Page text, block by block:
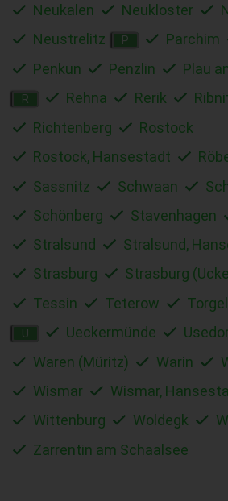
Neukalen
Neukloster
Neustrelitz
P Parchim
Penkun
Penzlin Plau
R Rehna Rerik
Richtenberg
Rostock
Rostock, Hansestadt
Sassnitz Schwaan
Schönberg
Stavenhagen
Stralsund
Stralsund,
Strasburg
Strasburg
Tessin Teterow
U Ueckermünde
Waren (Müritz)
Warin
Wismar
Wismar,
Wittenburg
Woldegk
Zarrentin am Schaalsee